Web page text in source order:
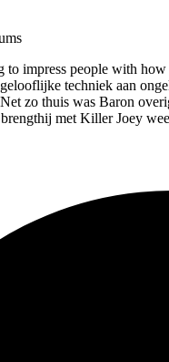
impress people with
techniek aan
zo thuis was Baron
met Killer Joey